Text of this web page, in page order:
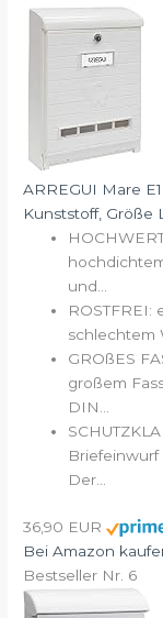
ARREGUI Mare
Kunststoff, Größe
und...
schlechtem
GROßES
großem
DIN...
Der...
36,90 EUR
Bei Amazon
Bestseller Nr. 6